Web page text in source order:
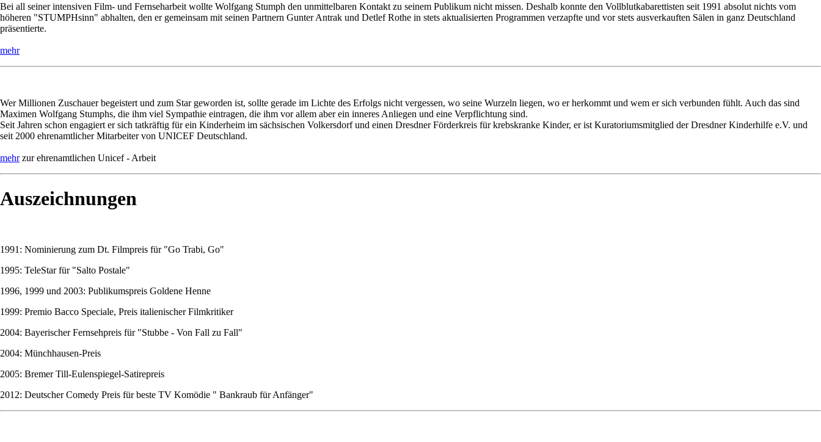
Bei all seiner intensiven Film- und Fernseharbeit wollte Wolfgang Stumph den unmittelbaren Kontakt zu seinem Publikum nicht missen. Deshalb konnte den Vollblutkabarettisten seit 1991 absolut nichts vom
höheren "STUMPHsinn" abhalten, den er gemeinsam mit seinen Partnern Gunter Antrak und Detlef Rothe in stets aktualisierten Programmen verzapfte und vor stets ausverkauften Sälen in ganz Deutschland
präsentierte.
mehr
Wer Millionen Zuschauer begeistert und zum Star geworden ist, sollte gerade im Lichte des Erfolgs nicht vergessen, wo seine Wurzeln liegen, wo er herkommt und wem er sich verbunden fühlt. Auch das sind
Maximen Wolfgang Stumphs, die ihm viel Sympathie eintragen, die ihm vor allem aber ein inneres Anliegen und eine Verpflichtung sind.
Seit Jahren schon engagiert er sich tatkräftig für ein Kinderheim im sächsischen Volkersdorf und einen Dresdner Förderkreis für krebskranke Kinder, er ist Kuratoriumsmitglied der Dresdner Kinderhilfe e.V. und
seit 2000 ehrenamtlicher Mitarbeiter von UNICEF Deutschland.
mehrzur ehrenamtlichen Unicef - Arbeit
Auszeichnungen
1991: Nominierung zum Dt. Filmpreis für "Go Trabi, Go"
1995: TeleStar für "Salto Postale"
1996, 1999 und 2003: Publikumspreis Goldene Henne
1999: Premio Bacco Speciale, Preis italienischer Filmkritiker
2004: Bayerischer Fernsehpreis für "Stubbe - Von Fall zu Fall"
2004: Münchhausen-Preis
2005: Bremer Till-Eulenspiegel-Satirepreis
2012: Deutscher Comedy Preis für beste TV Komödie " Bankraub für Anfänger"